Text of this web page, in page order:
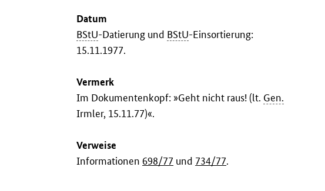
Datum
BStU-Datierung und BStU-Einsortierung:
15.11.1977.
Vermerk
Im Dokumentenkopf: »Geht nicht raus! (lt. Gen.
Irmler, 15.11.77)«.
Verweise
Informationen698/77 und 734/77.